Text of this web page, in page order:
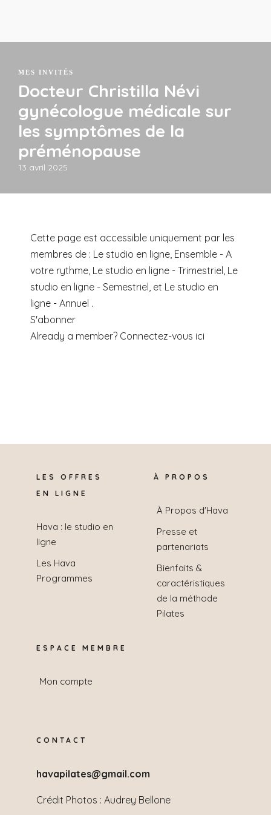
MES INVITÉS
Docteur Christilla Névi
gynécologue médicale sur
les symptômes de la
préménopause
13 avril 2025
Cette page est accessible uniquement par les
membres de : Le studio en ligne, Ensemble - A
votre rythme, Le studio en ligne - Trimestriel, Le
studio en ligne - Semestriel, et Le studio en
ligne - Annuel .
S'abonner
Already a member? Connectez-vous ici
LES OFFRES
EN LIGNE
Hava : le studio en
ligne
Les Hava
Programmes
À PROPOS
À Propos d'Hava
Presse et
partenariats
Bienfaits &
caractéristiques
de la méthode
Pilates
ESPACE MEMBRE
Mon compte
CONTACT
havapilates@gmail.com
Crédit Photos : Audrey Bellone